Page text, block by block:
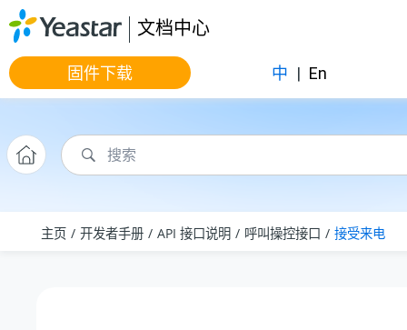
跳转到主要内容
文档中心
固件下载 中 | En
主页 开发者手册 API 接口说明 呼叫操控接口 接受来电